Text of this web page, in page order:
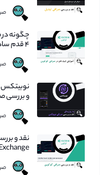
چگونه
۴ قدم ساده برای ثبت نام در Kucoin
نوبیتکس
و بررسی